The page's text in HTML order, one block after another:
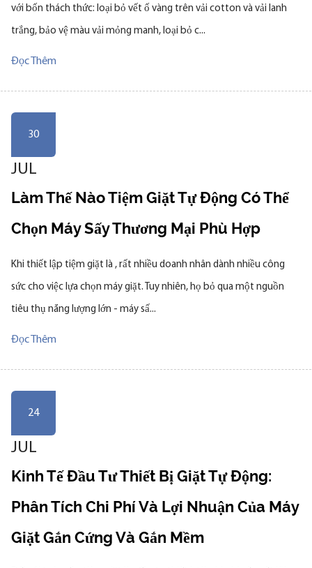
với bốn thách thức: loại bỏ vết ố vàng trên vải cotton và vải lanh
trắng, bảo vệ màu vải mỏng manh, loại bỏ c...
Đọc Thêm
30
JUL
Làm Thế Nào Tiệm Giặt Tự Động Có Thể
Chọn Máy Sấy Thương Mại Phù Hợp
Khi thiết lập tiệm giặt là , rất nhiều doanh nhân dành nhiều công
sức cho việc lựa chọn máy giặt. Tuy nhiên, họ bỏ qua một nguồn
tiêu thụ năng lượng lớn - máy sấ...
Đọc Thêm
24
JUL
Kinh Tế Đầu Tư Thiết Bị Giặt Tự Động:
Phân Tích Chi Phí Và Lợi Nhuận Của Máy
Giặt Gắn Cứng Và Gắn Mềm